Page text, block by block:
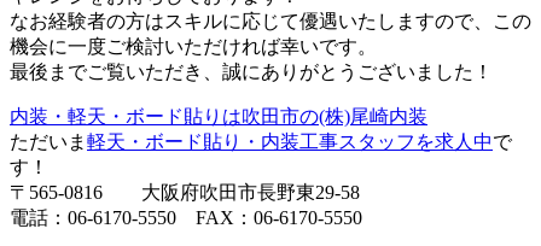
なお経験者の方はスキルに応じて優遇いたしますので、この
機会に一度ご検討いただければ幸いです。
最後までご覧いただき、誠にありがとうございました！
内装・軽天・ボード貼りは吹田市の(株)尾崎内装
ただいま 軽天・ボード貼り・内装工事スタッフを求人中で
す！
〒565-0816 大阪府吹田市長野東29-58
電話：06-6170-5550 FAX：06-6170-5550